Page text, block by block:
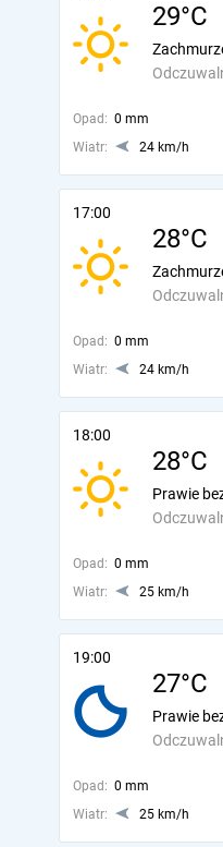
29°C
Opad: 0 mm
Wiatr:
24 km/h
17:00
28°C
Opad: 0 mm
Wiatr:
24 km/h
18:00
28°C
Prawie
Opad: 0 mm
Wiatr:
25 km/h
19:00
27°C
Prawie
Opad: 0 mm
Wiatr:
25 km/h